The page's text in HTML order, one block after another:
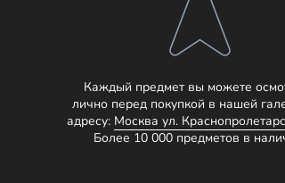
Каждый предмет вы можете
лично перед покупкой в нашей
адресу: Москва ул.
Более 10 000 предметов в